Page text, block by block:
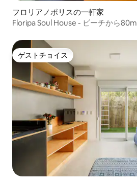
フロリアノポリスの一軒家
Floripa Soul House - ビーチから80m
ゲストチョイス
ゲストチョイス